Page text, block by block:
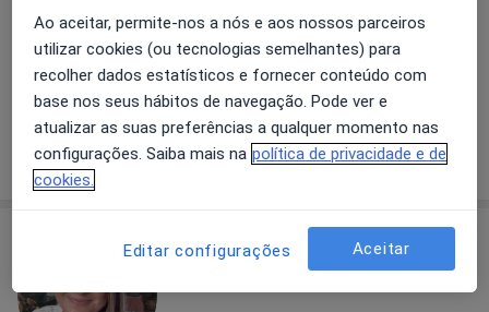
Rua do Palácio da Justiça, Ed. Quinta São Mateus A, Cantanhede
Centro Médico São Mateus, Lda.
Solicite um atendimento
Ao aceitar, permite-nos a nós e aos nossos parceiros
utilizar cookies (ou tecnologias semelhantes) para
recolher dados estatísticos e fornecer conteúdo com
base nos seus hábitos de navegação. Pode ver e
atualizar as suas preferências a qualquer momento nas
configurações. Saiba mais na política de privacidade e de
cookies.
Editar configurações Aceitar